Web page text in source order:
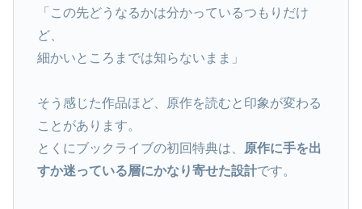
「この先どうなるかは分かっているつもりだけ
ど、
細かいところまでは知らないまま」
そう感じた作品ほど、原作を読むと印象が変わる
ことがあります。
とくにブックライブの初回特典は、 原作に手を出
すか迷っている層にかなり寄せた設計です。